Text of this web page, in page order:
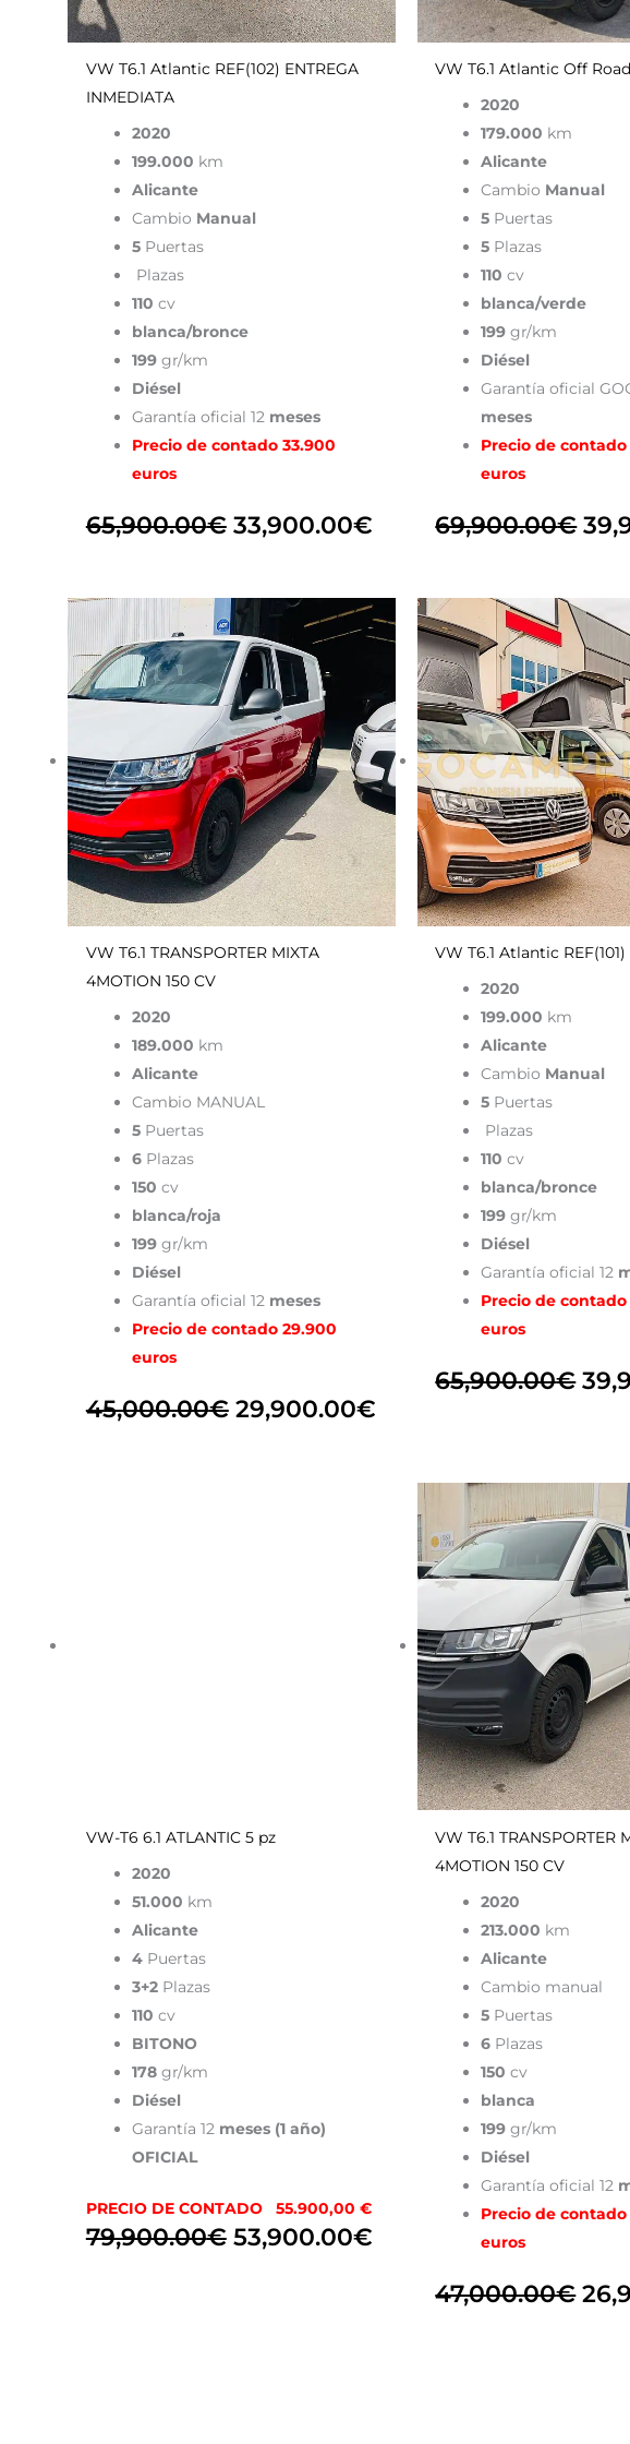
VW T6.1 Atlantic REF(102) ENTREGA
INMEDIATA
2020
199.000 km
Alicante
Cambio Manual
5Puertas
Plazas
110 cv
blanca/bronce
199gr/km
Diésel
Garantía oficial 12meses
Precio de contado 33.900
euros
65,900.00€ 33,900.00€
VW T6.1 Atlantic Off
2020
179.000 km
Alicante
Cambio Manual
5 Puertas
5 Plazas
110 cv
blanca/verde
199 gr/km
Diésel
Garantía oficial
meses
Precio de contado
euros
69,900.00€
VW T6.1 TRANSPORTER MIXTA
4MOTION 150 CV
2020
189.000 km
Alicante
Cambio MANUAL
5Puertas
6 Plazas
150 cv
blanca/roja
199gr/km
Diésel
Garantía oficial 12meses
Precio de contado 29.900
euros
45,000.00€
El
precio
original
era:
45,000.00€.
29,900.00€
El
precio
actual
es:
29,900.00€.
VW T6.1 Atlantic REF(101)
2020
199.000 km
Alicante
Cambio Manual
5 Puertas
Plazas
110 cv
blanca/bronce
199 gr/km
Diésel
Garantía oficial 12
Precio de contado
euros
65,900.00€
El
era:
VW-T6 6.1 ATLANTIC 5 pz
2020
51.000 km
Alicante
4Puertas
3+2Plazas
110 cv
BITONO
178gr/km
Diésel
Garantía 12meses (1 año)
OFICIAL
PRECIO DE CONTADO 55.900,00 €
79,900.00€ 53,900.00€
precio
actual
53,900.00€.
VW T6.1 TRANSPORTER
4MOTION 150 CV
2020
213.000 km
Alicante
Cambio manual
5 Puertas
6 Plazas
150 cv
blanca
199 gr/km
Diésel
Garantía oficial 12
Precio de contado
euros
47,000.00€
El
era: